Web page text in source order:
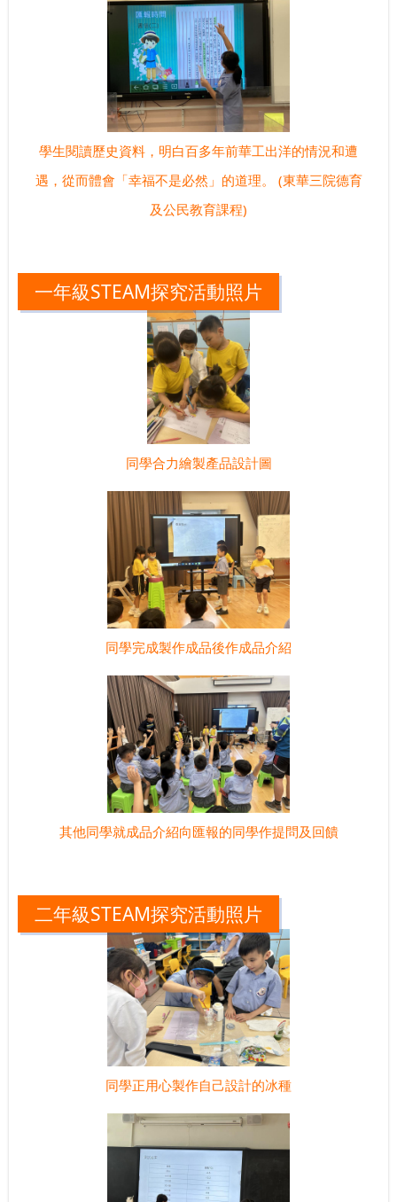
學生閱讀歷史資料，明白百多年前華工出洋的情況和遭
遇，從而體會「幸福不是必然」的道理。 (東華三院德育
及公民教育課程)
一年級STEAM探究活動照片
同學合力繪製產品設計圖
同學完成製作成品後作成品介紹
其他同學就成品介紹向匯報的同學作提問及回饋
二年級STEAM探究活動照片
同學正用心製作自己設計的冰種